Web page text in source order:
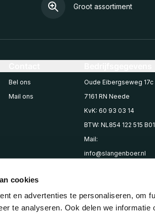
cookies
en advertenties te personaliseren, om
te analyseren. Ook delen we informatie
Groot assortiment
Bel ons
Mail ons
Oude Eibergseweg 17c
7161 RN Neede
KvK: 60 93 03 14
BTW: NL854 122 515 B01
Mail:
info@slangenboer.nl